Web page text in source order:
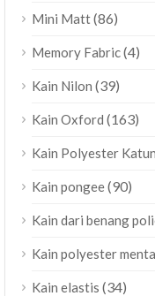
Mini Matt(86)
Memory Fabric(4)
Kain Nilon (39)
Kain Oxford (163)
Kain Polyester Katun
Kain pongee(90)
Kain dari benang
Kain polyester
Kain elastis (34)